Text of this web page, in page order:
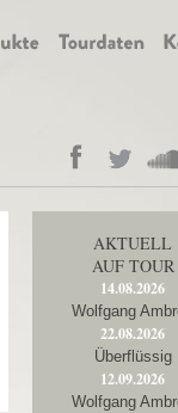
AKTUELL
AUF TOUR
14.08.2026
Wolfgang
22.08.2026
Überflüssig
12.09.2026
Wolfgang